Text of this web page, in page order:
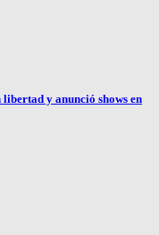
y anunció shows en